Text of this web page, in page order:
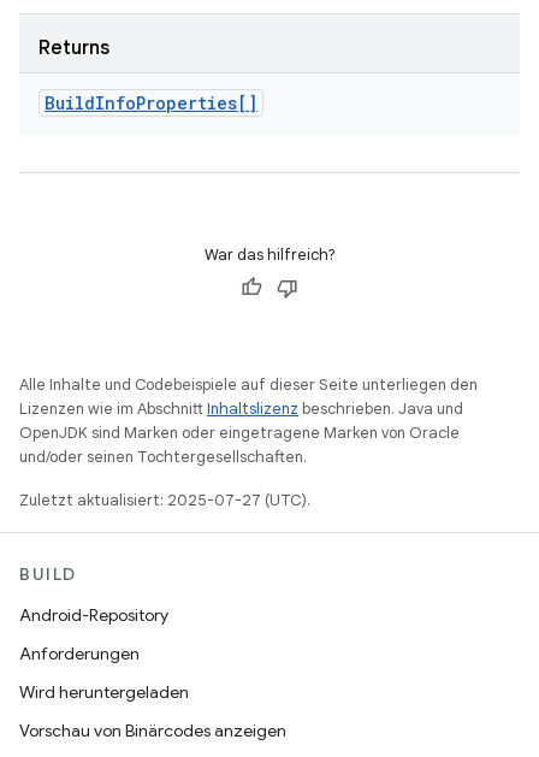
Returns
BuildInfoProperties[]
War das hilfreich?
Alle Inhalte und Codebeispiele auf dieser Seite unterliegen den
Lizenzen wie im AbschnittInhaltslizenz beschrieben. Java und
OpenJDK sind Marken oder eingetragene Marken von Oracle
und/oder seinen Tochtergesellschaften.
Zuletzt aktualisiert: 2025-07-27 (UTC).
BUILD
Android-Repository
Anforderungen
Wird heruntergeladen
Vorschau von Binärcodes anzeigen